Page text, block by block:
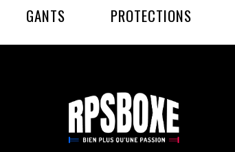
GANTS PROTECTIONS